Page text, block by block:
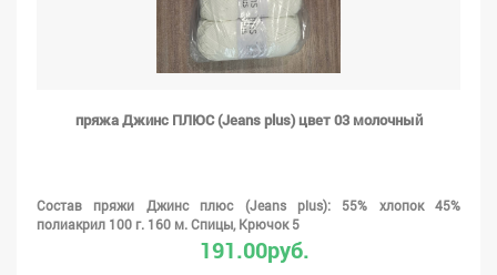
пряжа Джинс ПЛЮС (Jeans plus) цвет 03 молочный
Состав пряжи Джинс плюс (Jeans plus): 55% хлопок 45%
полиакрил 100 г. 160 м. Спицы, Крючок 5
191.00руб.